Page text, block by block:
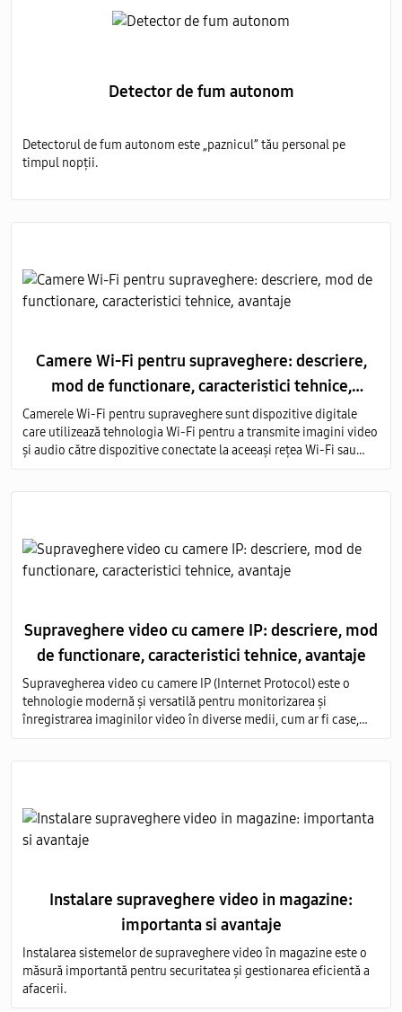
Detector de fum autonom
Detectorul de fum autonom este „paznicul” tău personal pe
timpul nopții.
Camere Wi-Fi pentru supraveghere: descriere,
mod de functionare, caracteristici tehnice,
avantaje
Camerele Wi-Fi pentru supraveghere sunt dispozitive digitale
care utilizează tehnologia Wi-Fi pentru a transmite imagini video
și audio către dispozitive conectate la aceeași rețea Wi-Fi sau
prin intermediul internetului.
Supraveghere video cu camere IP: descriere, mod
de functionare, caracteristici tehnice, avantaje
Supravegherea video cu camere IP (Internet Protocol) este o
tehnologie modernă și versatilă pentru monitorizarea și
înregistrarea imaginilor video în diverse medii, cum ar fi case,
birouri, clădiri comerciale, instituții publice și industriale.
Instalare supraveghere video in magazine:
importanta si avantaje
Instalarea sistemelor de supraveghere video în magazine este o
măsură importantă pentru securitatea și gestionarea eficientă a
afacerii.